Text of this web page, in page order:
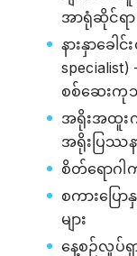
အာရုံဆိုင်ရ
နားနှာခေ
စစ်ဆေးကု
အရိုးအထူးကု
အရိုးပြဿ
စိတ်ရောဂါ
စကားပြေ
များ
နေ့စဉ်လှုပ်ရှ